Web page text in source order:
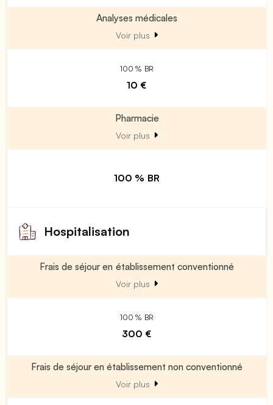
Analyses médicales
Voir plus
100 % BR
10 €
Pharmacie
Voir plus
100 % BR
Hospitalisation
Frais de séjour en établissement conventionné
Voir plus
100 % BR
300 €
Frais de séjour en établissement non conventionné
Voir plus